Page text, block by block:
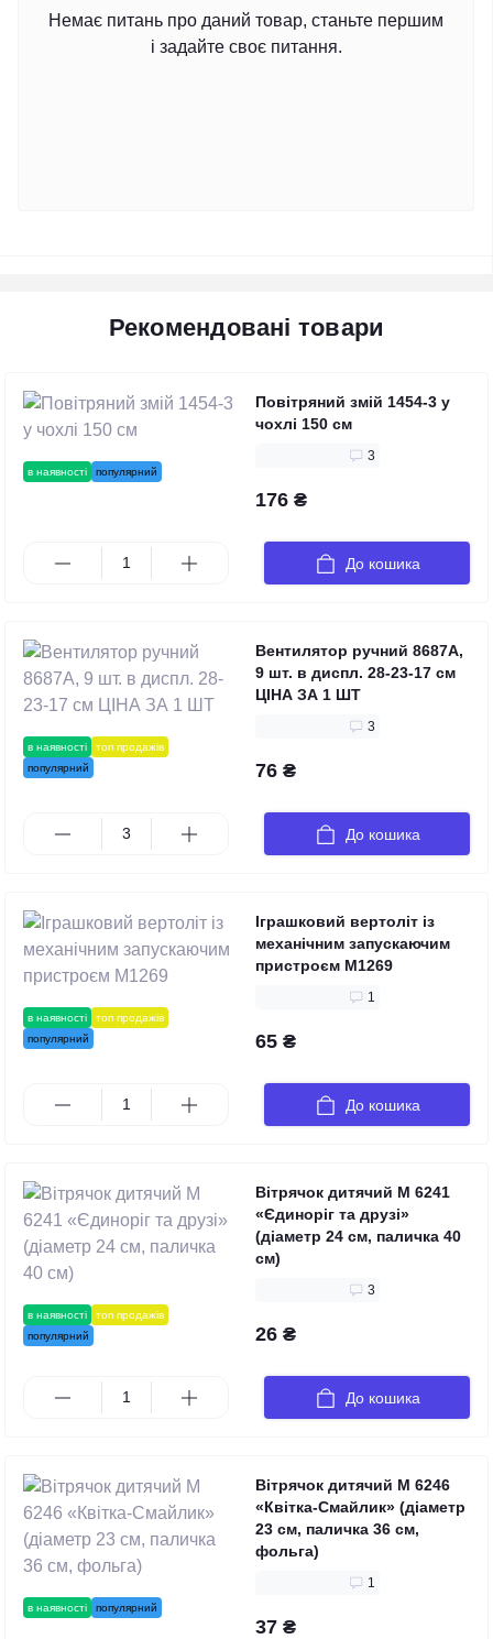
Немає питань про даний товар, станьте першим
і задайте своє питання.
Рекомендовані товари
в наявності популярний
Повітряний змій 1454-3 у
чохлі 150 см
3
176 ₴
До кошика
в наявності
топ продажів
популярний
Вентилятор ручний 8687A,
9 шт. в диспл. 28-23-17 см
ЦІНА ЗА 1 ШТ
3
76 ₴
До кошика
в наявності
топ продажів
популярний
Іграшковий вертоліт із
механічним запускаючим
пристроєм M1269
1
65 ₴
До кошика
в наявності
топ продажів
популярний
Вітрячок дитячий M 6241
«Єдиноріг та друзі»
(діаметр 24 см, паличка 40
см)
3
26 ₴
До кошика
в наявності популярний
Вітрячок дитячий M 6246
«Квітка-Смайлик» (діаметр
23 см, паличка 36 см,
фольга)
1
37 ₴